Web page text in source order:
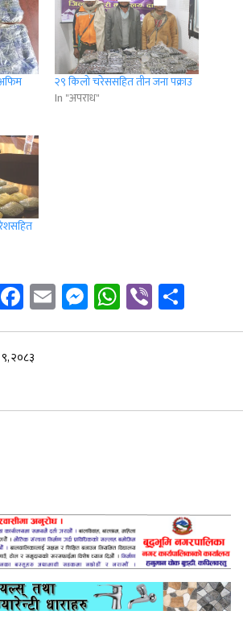
२९ किलो चरेससहित तीन जना पक्राउ
In "अपराध"
Facebook
EmailMessenger
WhatsApp
Viber
२०८३